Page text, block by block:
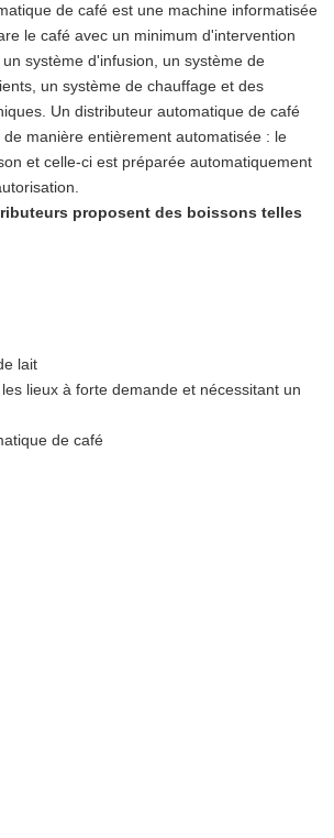
de café est une machine informatisée
le café avec un minimum d'intervention
système d'infusion, un système de
un système de chauffage et des
Un distributeur automatique de café
manière entièrement automatisée : le
et celle-ci est préparée automatiquement
proposent des boissons telles
lait
lieux à forte demande et nécessitant un